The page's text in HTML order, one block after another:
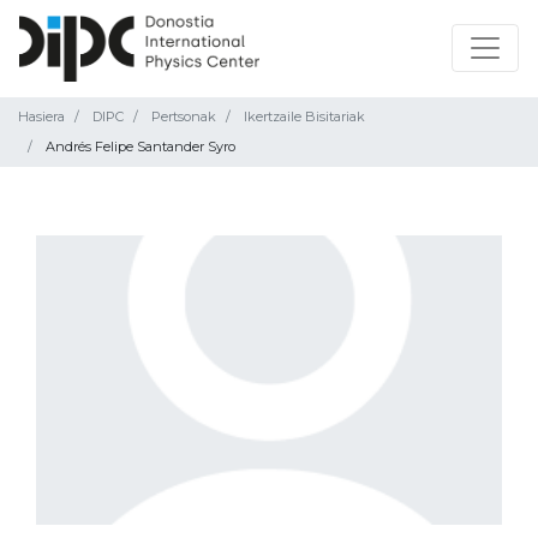
Hasiera DIPC Pertsonak
Ikertzaile Bisitariak
Andrés Felipe Santander Syro